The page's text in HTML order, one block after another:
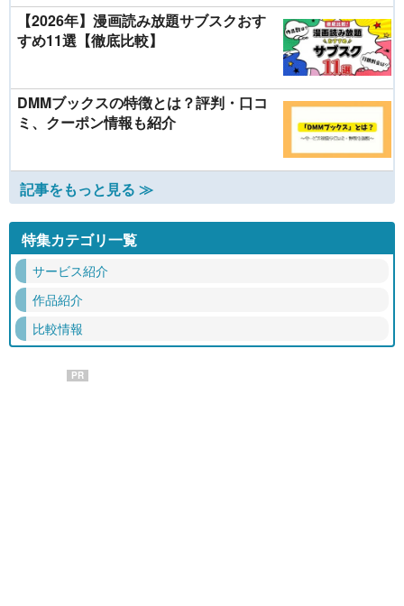
【2026年】漫画読み放題サブスクおす
すめ11選【徹底比較】
DMMブックスの特徴とは？評判・口コ
ミ、クーポン情報も紹介
記事をもっと見る ≫
特集カテゴリ一覧
サービス紹介
作品紹介
比較情報
PR